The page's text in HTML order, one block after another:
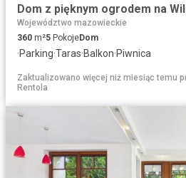
Dom z pięknym ogrodem na
Województwo mazowieckie
360 m²5 PokojeDom
·Parking·Taras·Balkon·Piwnica
Zaktualizowano więcej niż miesiąc temu
Rentola